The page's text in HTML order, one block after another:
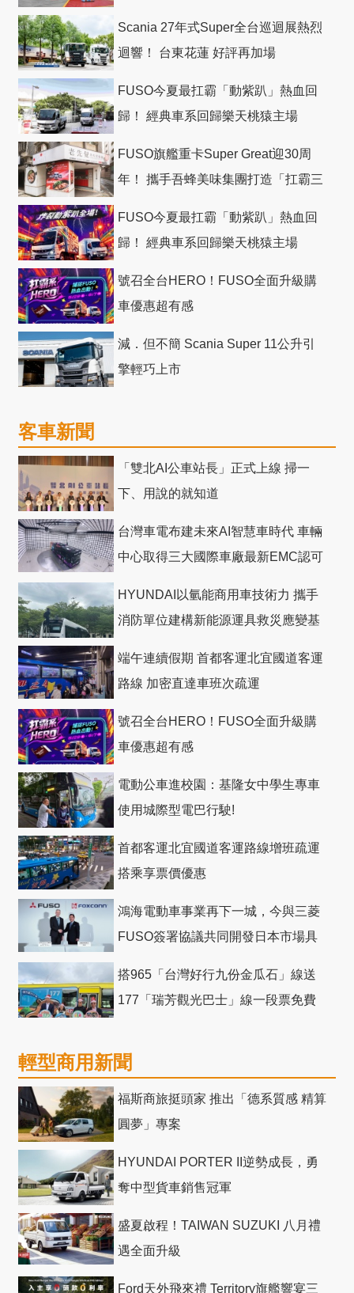
Scania 27年式Super全台巡迴展熱烈
迴響！ 台東花蓮 好評再加場
FUSO今夏最扛霸「動紫趴」熱血回
歸！ 經典車系回歸樂天桃猿主場
FUSO旗艦重卡Super Great迎30周
年！ 攜手吾蜂美味集團打造「扛霸三
FUSO今夏最扛霸「動紫趴」熱血回
歸！ 經典車系回歸樂天桃猿主場
號召全台HERO！FUSO全面升級購
車優惠超有感
減．但不簡 Scania Super 11公升引
擎輕巧上市
客車新聞
「雙北AI公車站長」正式上線 掃一
下、用說的就知道
台灣車電布建未來AI智慧車時代 車輛
中心取得三大國際車廠最新EMC認可
HYUNDAI以氫能商用車技術力 攜手
消防單位建構新能源運具救災應變基
端午連續假期 首都客運北宜國道客運
路線 加密直達車班次疏運
號召全台HERO！FUSO全面升級購
車優惠超有感
電動公車進校園：基隆女中學生專車
使用城際型電巴行駛!
首都客運北宜國道客運路線增班疏運
搭乘享票價優惠
鴻海電動車事業再下一城，今與三菱
FUSO簽署協議共同開發日本市場具
搭965「台灣好行九份金瓜石」線送
177「瑞芳觀光巴士」線一段票免費
輕型商用新聞
福斯商旅挺頭家 推出「德系質感 精算
圓夢」專案
HYUNDAI PORTER II逆勢成長，勇
奪中型貨車銷售冠軍
盛夏啟程！TAIWAN SUZUKI 八月禮
遇全面升級
Ford天外飛來禮 Territory旗艦響宴三